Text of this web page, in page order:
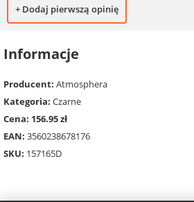
+ Dodaj pierwszą opinię
Informacje
Producent: Atmosphera
Kategoria: Czarne
Cena: 156.95 zł
EAN: 3560238678176
SKU: 157165D